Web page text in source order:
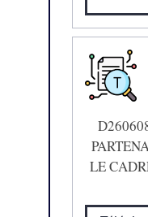
LE